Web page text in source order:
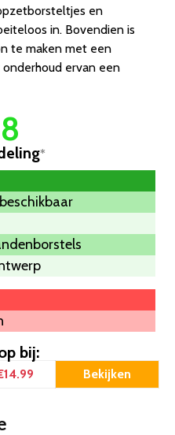
en
in. Bovendien is
te maken met een
ervan een
*
bij:
Bekijken